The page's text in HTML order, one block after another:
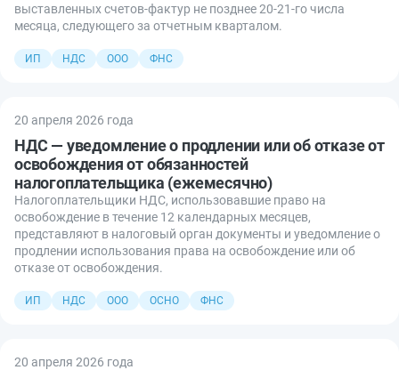
выставленных счетов-фактур не позднее 20-21-го числа
месяца, следующего за отчетным кварталом.
ИП НДС ООО ФНС
20 апреля 2026 года
НДС — уведомление о продлении или об отказе от
освобождения от обязанностей
налогоплательщика (ежемесячно)
Налогоплательщики НДС, использовавшие право на
освобождение в течение 12 календарных месяцев,
представляют в налоговый орган документы и уведомление о
продлении использования права на освобождение или об
отказе от освобождения.
ИП НДС ООО ОСНО ФНС
20 апреля 2026 года